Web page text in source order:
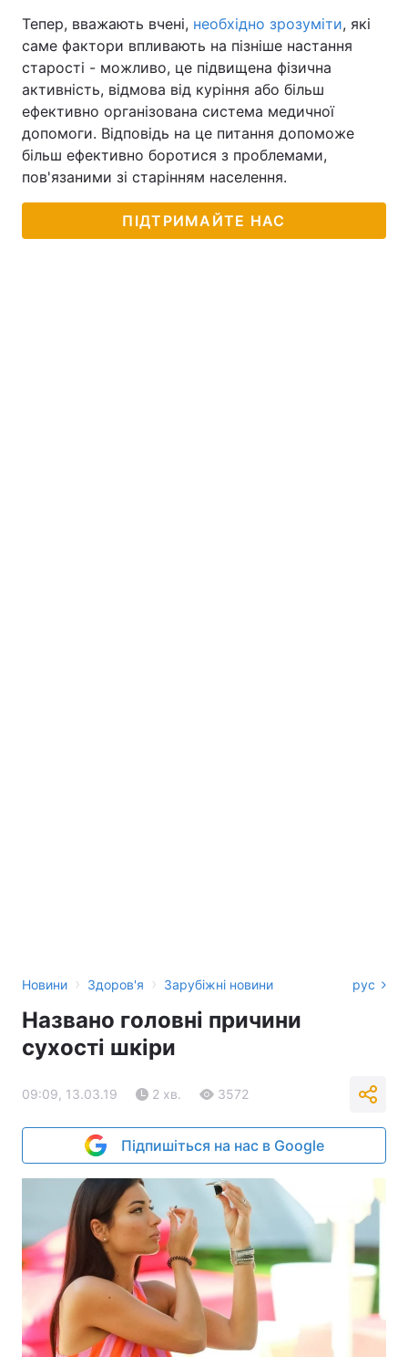
Тепер, вважають вчені, необхідно зрозуміти, які
саме фактори впливають на пізніше настання
старості - можливо, це підвищена фізична
активність, відмова від куріння або більш
ефективно організована система медичної
допомоги. Відповідь на це питання допоможе
більш ефективно боротися з проблемами,
пов'язаними зі старінням населення.
ПІДТРИМАЙТЕ НАС
Новини › Здоров'я › Зарубіжні новини рус
Названо головні причини
сухості шкіри
09:09, 13.03.19 2 хв. 3572
Підпишіться на нас в Google